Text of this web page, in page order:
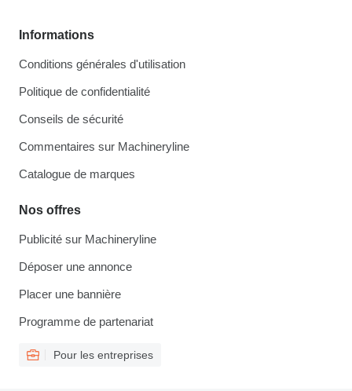
Informations
Conditions générales d'utilisation
Politique de confidentialité
Conseils de sécurité
Commentaires sur Machineryline
Catalogue de marques
Nos offres
Publicité sur Machineryline
Déposer une annonce
Placer une bannière
Programme de partenariat
Pour les entreprises